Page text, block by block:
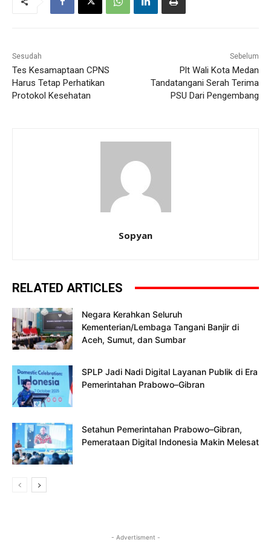
Sesudah
Tes Kesamaptaan CPNS
Harus Tetap Perhatikan
Protokol Kesehatan
Sebelum
Plt Wali Kota Medan
Tandatangani Serah Terima
PSU Dari Pengembang
Sopyan
RELATED ARTICLES
Negara Kerahkan Seluruh
Kementerian/Lembaga Tangani Banjir di
Aceh, Sumut, dan Sumbar
SPLP Jadi Nadi Digital Layanan Publik di Era
Pemerintahan Prabowo–Gibran
Setahun Pemerintahan Prabowo–Gibran,
Pemerataan Digital Indonesia Makin Melesat
- Advertisment -